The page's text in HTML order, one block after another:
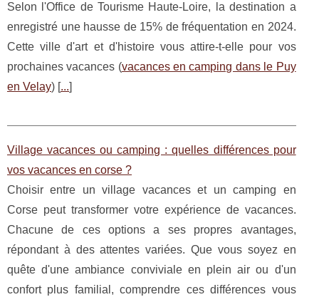
Selon l'Office de Tourisme Haute-Loire, la destination a
enregistré une hausse de 15% de fréquentation en 2024.
Cette ville d'art et d'histoire vous attire-t-elle pour vos
prochaines vacances (vacances en camping dans le Puy
en Velay) [...]
Village vacances ou camping : quelles différences pour
vos vacances en corse ?
Choisir entre un village vacances et un camping en
Corse peut transformer votre expérience de vacances.
Chacune de ces options a ses propres avantages,
répondant à des attentes variées. Que vous soyez en
quête d'une ambiance conviviale en plein air ou d'un
confort plus familial, comprendre ces différences vous